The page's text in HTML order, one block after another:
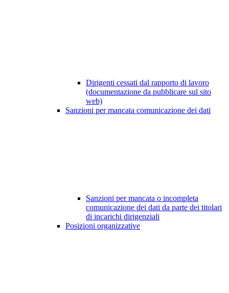
Dirigenti cessati dal rapporto di lavoro
(documentazione da pubblicare sul sito
web)
Sanzioni per mancata comunicazione dei dati
Sanzioni per mancata o incompleta
comunicazione dei dati da parte dei titolari
di incarichi dirigenziali
Posizioni organizzative